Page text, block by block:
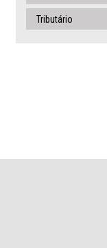
Tributário